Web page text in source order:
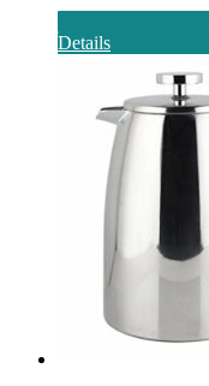
Details